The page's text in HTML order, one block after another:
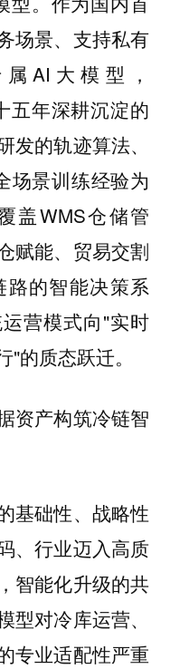
场景、支持私有
AI大模型，
五年深耕沉淀的
的轨迹算法、
场景训练经验为
盖WMS仓储管
赋能、贸易交割
路的智能决策系
营模式向"实时
的质态跃迁。
资产构筑冷链智
基础性、战略性
、行业迈入高质
智能化升级的共
对冷库运营、
专业适配性严重